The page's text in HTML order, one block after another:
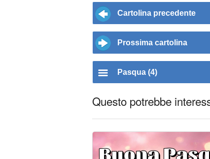
Cartolina precedente
Prossima cartolina
Pasqua (4)
Questo potrebbe